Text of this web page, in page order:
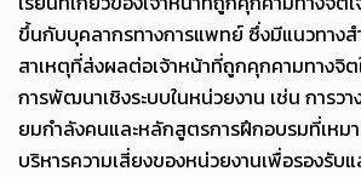
ขึ้นกับบุคลากรทางการแพทย์ ซึ่งมีแนวทาง
สาเหตุที่ส่งผลต่อเจ้าหน้าที่ถูกคุกคามทางจิต
การพัฒนาเชิงระบบในหน่วยงาน เช่น การวา
ยมกำลังคนและหลักสูตรการฝึกอบรมที่เหม
บริหารความเสี่ยงของหน่วยงานเพื่อรองรับ